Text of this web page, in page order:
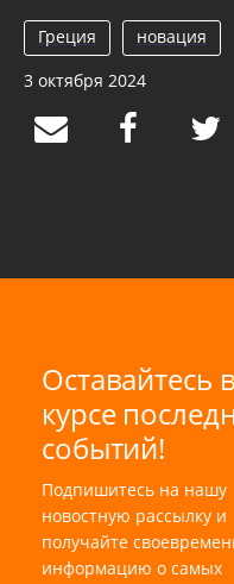
Греция
новация
3 октября 2024
Оставайтесь в
курсе
событий!
Подпишитесь на нашу
новостную рассылку и
получайте
информацию о самых